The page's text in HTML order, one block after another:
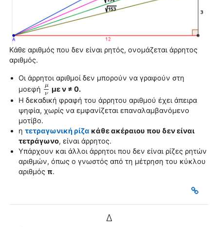
Κάθε αριθμός που δεν είναι ρητός, ονομάζεται άρρητος
αριθμός.
Οι άρρητοι αριθμοί δεν μπορούν να γραφούν στη
μοεφή
μ
ν
μνμε ν ≠ 0.
Η δεκαδική φραφή του άρρητου αριθμού έχει άπειρα
ψηφία, χωρίς να εμφανίζεται επαναλαμβανόμενο
μοτίβο.
ητετραγωνική ρίζα κάθε ακέραιου που δεν είναι
τετράγωνο, είναι άρρητος.
Υπάρχουν και άλλοι άρρητοι που δεν είναι ρίζες ρητών
αριθμών, όπως ο γνωστός από τη μέτρηση του κύκλου
αριθμός π.
Δ